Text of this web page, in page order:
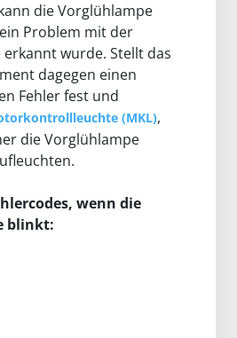
die Vorglühlampe
Problem mit der
wurde. Stellt das
dagegen einen
Fehler fest und
(MKL),
die Vorglühlampe
wenn die
blinkt: